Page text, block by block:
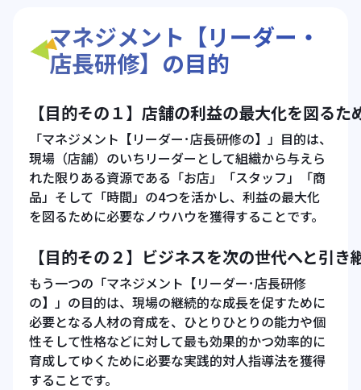
マネジメント【リーダー・
店長研修】の目的
【目的その１】店舗の利益の最大化を図るた
「マネジメント【リーダー･店長研修の】」目的は、
現場（店舗）のいちリーダーとして組織から与えら
れた限りある資源である「お店」「スタッフ」「商
品」そして「時間」の4つを活かし、利益の最大化
を図るために必要なノウハウを獲得することです。
【目的その２】ビジネスを次の世代へと引
もう一つの「マネジメント【リーダー･店長研修
の】」の目的は、現場の継続的な成長を促すために
必要となる人材の育成を、ひとりひとりの能力や個
性そして性格などに対して最も効果的かつ効率的に
育成してゆくために必要な実践的対人指導法を獲得
することです。